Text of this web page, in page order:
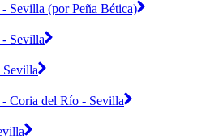
Sevilla (por Peña Bética)
Sevilla
Coria del Río - Sevilla